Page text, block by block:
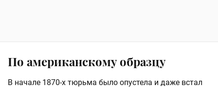
По американскому образцу
В начале 1870-х тюрьма было опустела и даже встал